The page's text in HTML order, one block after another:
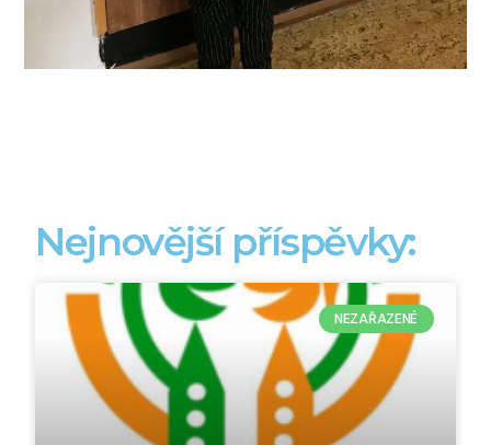
Nejnovější příspěvky:
NEZAŘAZENÉ